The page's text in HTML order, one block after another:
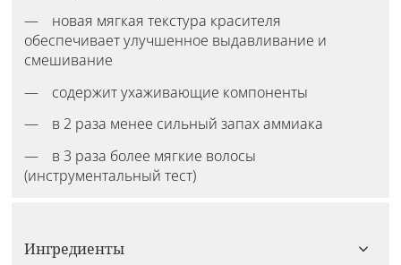
новая мягкая текстура красителя
обеспечивает улучшенное выдавливание и
смешивание
содержит ухаживающие компоненты
в 2 раза менее сильный запах аммиака
в 3 раза более мягкие волосы
(инструментальный тест)
Ингредиенты